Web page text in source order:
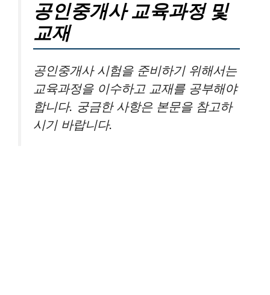
공인중개사 교육과정 및
교재
공인중개사 시험을 준비하기 위해서는
교육과정을 이수하고 교재를 공부해야
합니다. 궁금한 사항은 본문을 참고하
시기 바랍니다.